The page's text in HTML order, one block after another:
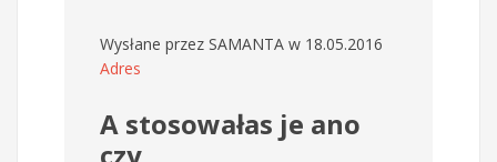
Wysłane przez SAMANTA w 18.05.2016
Adres
A stosowałas je ano
czy